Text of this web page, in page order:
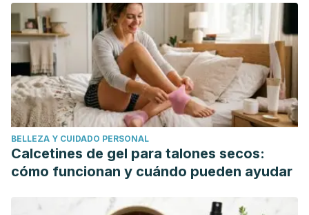
BELLEZA Y CUIDADO PERSONAL
Calcetines de gel para talones secos:
cómo funcionan y cuándo pueden ayudar